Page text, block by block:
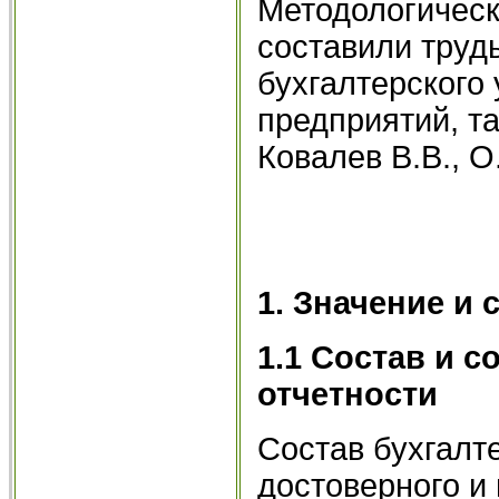
составили
предприятий,
Ковалев В.В.,
1. Значение и
1.1 Состав и
отчетности
Состав
достоверного и